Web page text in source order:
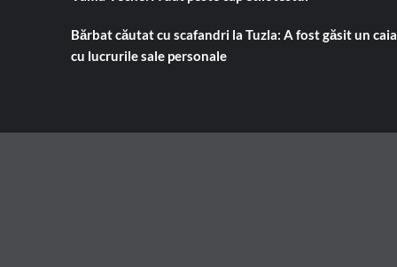
Bărbat căutat cu scafandri la Tuzla: A fost găsit un
cu lucrurile sale personale